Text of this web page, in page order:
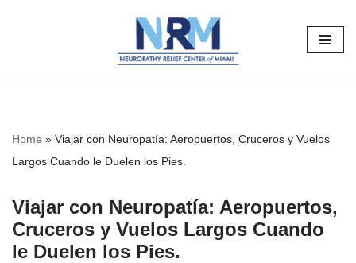
Home » Viajar con Neuropatía: Aeropuertos, Cruceros y Vuelos
Largos Cuando le Duelen los Pies.
Viajar con Neuropatía: Aeropuertos,
Cruceros y Vuelos Largos Cuando
le Duelen los Pies.